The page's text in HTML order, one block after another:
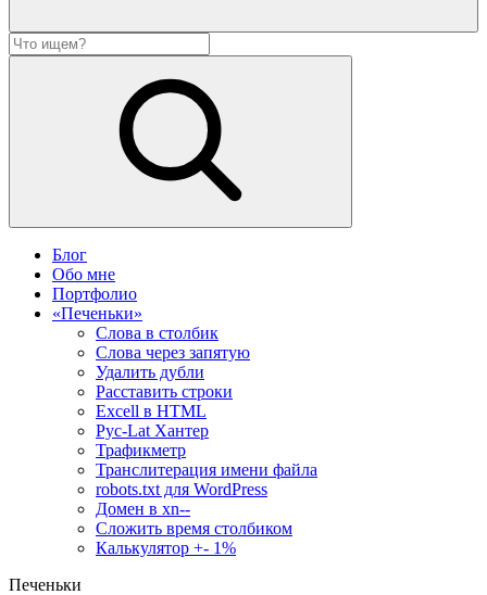
Блог
Обо мне
Портфолио
«Печеньки»
Слова в столбик
Слова через запятую
Удалить дубли
Расставить строки
Excell в HTML
Рус-Lat Хантер
Трафикметр
Транслитерация имени файла
robots.txt для WordPress
Домен в xn--
Сложить время столбиком
Калькулятор +- 1%
Печеньки